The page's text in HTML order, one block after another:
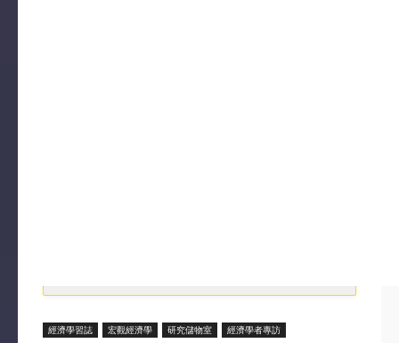
經濟學習誌 宏觀經濟學 研究儲物室 經濟學者專訪